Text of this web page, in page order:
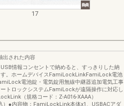
17
出された内容
情報コンセントで納めると、すっきりした納
す。ホームデバイスFamiLockLinkFamiLock電池
電池錠・電気錠用無線中継器追加電気工事
トロックシステムFamiLockが遠隔操作に対応し
（規格コード：Z-A016-XAAA）
）●内容物：FamiLockLink本体x1、USBACアダ